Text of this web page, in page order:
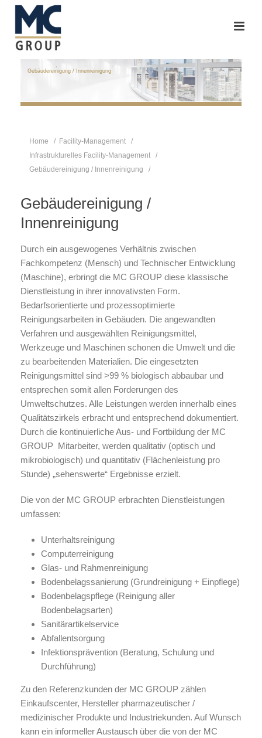
Gebäudereinigung / Innenreinigung
Home / Facility-Management
/
Infrastrukturelles Facility-Management
/
Gebäudereinigung / Innenreinigung
/
Gebäudereinigung /
Innenreinigung
Durch ein ausgewogenes Verhältnis zwischen
Fachkompetenz (Mensch) und Technischer Entwicklung
(Maschine), erbringt die MC GROUP diese klassische
Dienstleistung in ihrer innovativsten Form.
Bedarfsorientierte und prozessoptimierte
Reinigungsarbeiten in Gebäuden. Die angewandten
Verfahren und ausgewählten Reinigungsmittel,
Werkzeuge und Maschinen schonen die Umwelt und die
zu bearbeitenden Materialien. Die eingesetzten
Reinigungsmittel sind >99 % biologisch abbaubar und
entsprechen somit allen Forderungen des
Umweltschutzes. Alle Leistungen werden innerhalb eines
Qualitätszirkels erbracht und entsprechend dokumentiert.
Durch die kontinuierliche Aus- und Fortbildung der MC
GROUP Mitarbeiter, werden qualitativ (optisch und
mikrobiologisch) und quantitativ (Flächenleistung pro
Stunde) „sehenswerte“ Ergebnisse erzielt.
Die von der MC GROUP erbrachten Dienstleistungen
umfassen:
Unterhaltsreinigung
Computerreinigung
Glas- und Rahmenreinigung
Bodenbelagssanierung (Grundreinigung + Einpflege)
Bodenbelagspflege (Reinigung aller
Bodenbelagsarten)
Sanitärartikelservice
Abfallentsorgung
Infektionsprävention (Beratung, Schulung und
Durchführung)
Zu den Referenzkunden der MC GROUP zählen
Einkaufscenter, Hersteller pharmazeutischer /
medizinischer Produkte und Industriekunden. Auf Wunsch
kann ein informeller Austausch über die von der MC